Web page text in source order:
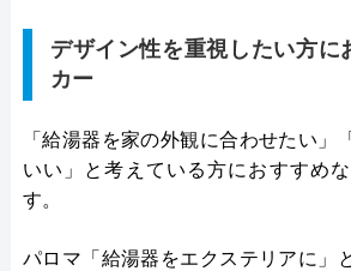
デザイン性を重視したい方に
カー
「給湯器を家の外観に合わせたい」
いい」と考えている方におすすめ
す。
パロマ「給湯器をエクステリアに」